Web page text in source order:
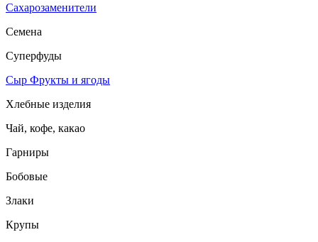
Сахарозаменители
Семена
Суперфуды
Сыр Фрукты и ягоды
Хлебные изделия
Чай, кофе, какао
Гарниры
Бобовые
Злаки
Крупы